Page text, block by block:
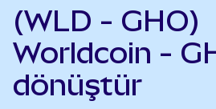
(WLD - GHO)
Worldcoin -
dönüştür